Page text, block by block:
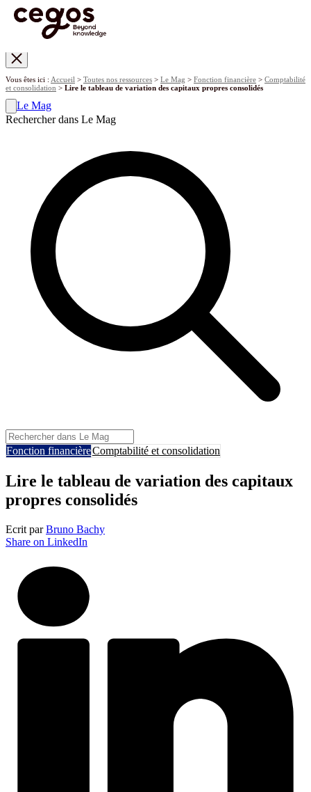
Vous êtes ici : Accueil > Toutes nos ressources > Le Mag > Fonction financière > Comptabilité
et consolidation > Lire le tableau de variation des capitaux propres consolidés
Le Mag
Rechercher dans Le Mag
Fonction financièreComptabilité et consolidation
Lire le tableau de variation des capitaux
propres consolidés
Ecrit parBruno Bachy
Share on LinkedIn